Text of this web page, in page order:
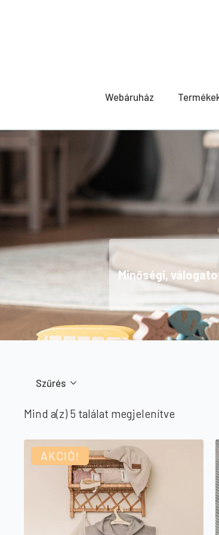
Webáruház
Minőségi,
Szűrés
Mind a(z) 5 találat megjelenítve
price:
AKCIÓ!